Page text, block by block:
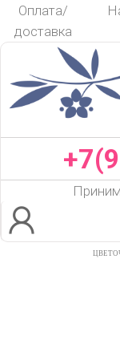
Skip
content
Оплата/
доставка